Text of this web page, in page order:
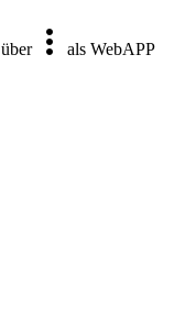
über
als WebAPP